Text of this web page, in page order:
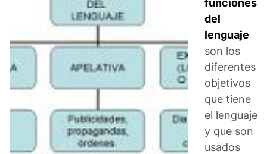
del
lenguaje
son los
diferentes
objetivos
que tiene
el lenguaje
y que son
usados